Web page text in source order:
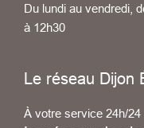
Du lundi au vendredi,
à 12h30
Le réseau Dijon
À votre service 24h/